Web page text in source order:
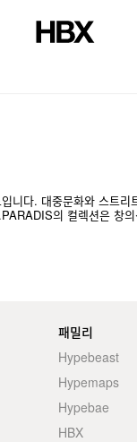
니다. 대중문화와 스트리
의 컬렉션은 창
패밀리
Hypebeast
Hypemaps
Hypebae
HBX